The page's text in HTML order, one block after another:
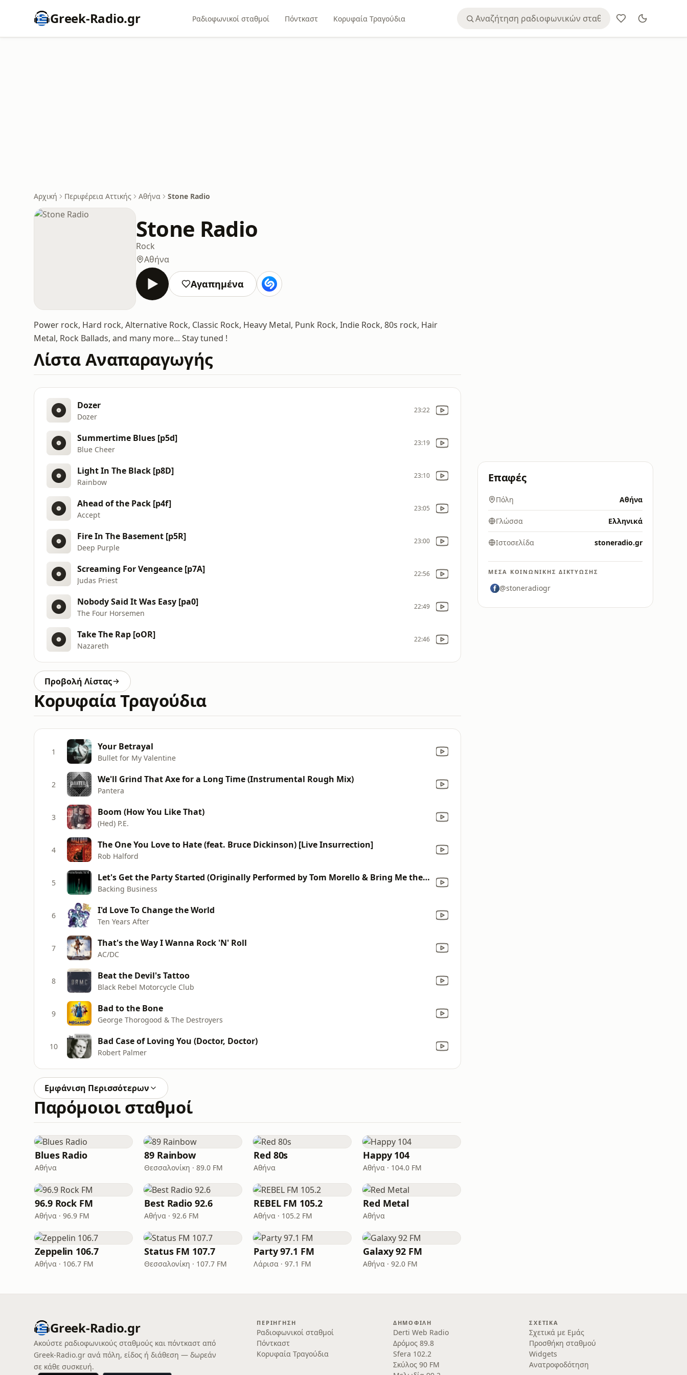
Greek-Radio.gr Ραδιοφωνικοί σταθμοί Πόντκαστ Κορυφαία Τραγούδια
Αρχική Περιφέρεια Αττικής Αθήνα Stone Radio
Stone Radio
Rock
Αθήνα
Αγαπημένα
Power rock, Hard rock, Alternative Rock, Classic Rock, Heavy Metal, Punk Rock, Indie Rock, 80s rock, Hair
Metal, Rock Ballads, and many more... Stay tuned !
Λίστα Αναπαραγωγής
Dozer
Dozer
23:22
Summertime Blues [p5d]
Blue Cheer
23:19
Light In The Black [p8D]
Rainbow
23:10
Ahead of the Pack [p4f]
Accept
23:05
Fire In The Basement [p5R]
Deep Purple
23:00
Screaming For Vengeance [p7A]
Judas Priest
22:56
Nobody Said It Was Easy [pa0]
The Four Horsemen
22:49
Take The Rap [oOR]
Nazareth
22:46
Προβολή Λίστας
Κορυφαία Τραγούδια
1 Your Betrayal
Bullet for My Valentine
2 We'll Grind That Axe for a Long Time (Instrumental Rough Mix)
Pantera
3 Boom (How You Like That)
(Hed) P.E.
4 The One You Love to Hate (feat. Bruce Dickinson) [Live Insurrection]
Rob Halford
5 Let's Get the Party Started (Originally Performed by Tom Morello & Bring Me the Horizon) [Instrumental Version]
Backing Business
6 I'd Love To Change the World
Ten Years After
7 That's the Way I Wanna Rock 'N' Roll
AC/DC
8 Beat the Devil's Tattoo
Black Rebel Motorcycle Club
9 Bad to the Bone
George Thorogood & The Destroyers
10 Bad Case of Loving You (Doctor, Doctor)
Robert Palmer
Εμφάνιση Περισσότερων
Παρόμοιοι σταθμοί
Blues Radio
Αθήνα
89 Rainbow
Θεσσαλονίκη · 89.0 FM
Red 80s
Αθήνα
Happy 104
Αθήνα · 104.0 FM
96.9 Rock FM
Αθήνα · 96.9 FM
Best Radio 92.6
Αθήνα · 92.6 FM
REBEL FM 105.2
Αθήνα · 105.2 FM
Red Metal
Αθήνα
Zeppelin 106.7
Αθήνα · 106.7 FM
Status FM 107.7
Θεσσαλονίκη · 107.7 FM
Party 97.1 FM
Λάρισα · 97.1 FM
Galaxy 92 FM
Αθήνα · 92.0 FM
Επαφές
Πόλη Αθήνα
Γλώσσα Ελληνικά
Ιστοσελίδα stoneradio.gr
ΜΈΣΑ ΚΟΙΝΩΝΙΚΉΣ ΔΙΚΤΎΩΣΗΣ
@stoneradiogr
Greek-Radio.gr
Ακούστε ραδιοφωνικούς σταθμούς και πόντκαστ από
Greek-Radio.gr ανά πόλη, είδος ή διάθεση — δωρεάν
σε κάθε συσκευή.
ΠΕΡΙΉΓΗΣΗ
Ραδιοφωνικοί σταθμοί
Πόντκαστ
Κορυφαία Τραγούδια
ΔΗΜΟΦΙΛΉ
Derti Web Radio
Δρόμος 89.8
Sfera 102.2
Σκύλος 90 FM
ΣΧΕΤΙΚΆ
Σχετικά με Εμάς
Προσθήκη σταθμού
Widgets
Ανατροφοδότηση